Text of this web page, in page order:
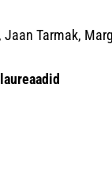
Tarmak,